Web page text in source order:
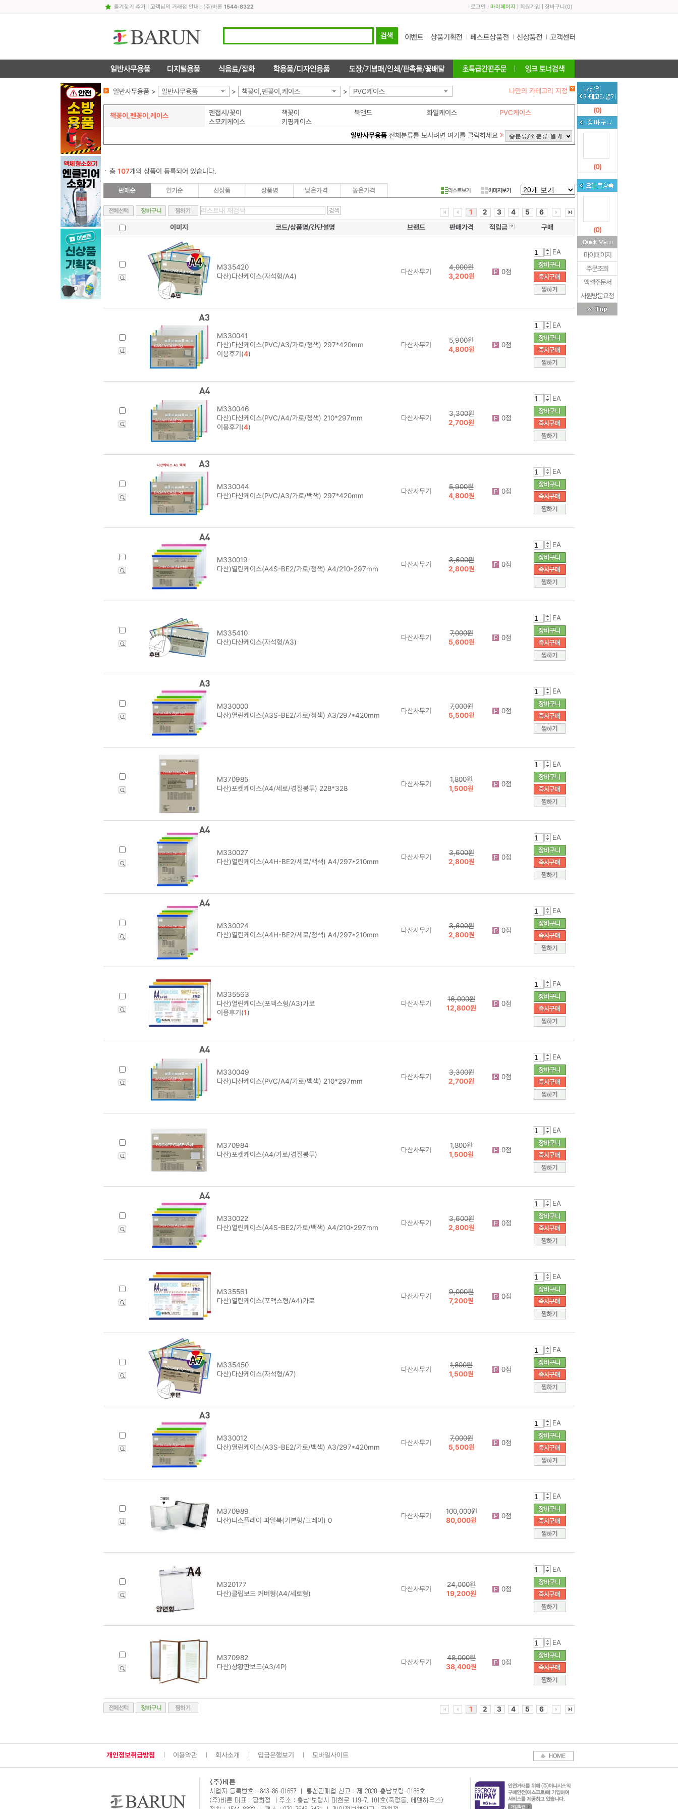
즐겨찾기 추가| 고객님의 거래점 안내 : (주)바른 1544-8322 로그인 마이페이지 회원가입 장바구니 (0)
일반사무용품 > 일반사무용품 > 책꽂이,펜꽂이,케이스 > PVC케이스 나만의 카테고리 지정
책꽂이,펜꽂이,케이스 펜접시/꽂이 책꽂이 북앤드 화일케이스
PVC케이스
스모키케이스
키핑케이스
일반사무용품전체분류를 보시려면 여기를 클릭하세요
총 107개의 상품이 등록되어 있습니다.
리스트보기 이미지보기
1 2 3 4 5
6
이미지
코드/상품명/간단설명 브랜드 판매가격 적립금 구매
M335420
다산)다산케이스(자석형/A4)
다산사무기
4,000원
3,200원
0점
EA
M330041
다산)다산케이스(PVC/A3/가로/청색) 297*420mm
이용후기(4)
다산사무기
5,900원
4,800원
0점
EA
M330046
다산)다산케이스(PVC/A4/가로/청색) 210*297mm
이용후기(4)
다산사무기
3,300원
2,700원
0점
EA
M330044
다산)다산케이스(PVC/A3/가로/백색) 297*420mm
다산사무기
5,900원
4,800원
0점
EA
M330019
다산)열린케이스(A4S-BE2/가로/청색) A4/210*297mm
다산사무기
3,600원
2,800원
0점
EA
M335410
다산)다산케이스(자석형/A3)
다산사무기
7,000원
5,600원
0점
EA
M330000
다산)열린케이스(A3S-BE2/가로/청색) A3/297*420mm
다산사무기
7,000원
5,500원
0점
EA
M370985
다산)포켓케이스(A4/세로/경질봉투) 228*328
다산사무기
1,800원
1,500원
0점
EA
M330027
다산)열린케이스(A4H-BE2/세로/백색) A4/297*210mm
다산사무기
3,600원
2,800원
0점
EA
M330024
다산)열린케이스(A4H-BE2/세로/청색) A4/297*210mm
다산사무기
3,600원
2,800원
0점
EA
M335563
다산)열린케이스(포맥스형/A3)가로
이용후기(1)
다산사무기
16,000원
12,800원
0점
EA
M330049
다산)다산케이스(PVC/A4/가로/백색) 210*297mm
다산사무기
3,300원
2,700원
0점
EA
M370984
다산)포켓케이스(A4/가로/경질봉투)
다산사무기
1,800원
1,500원
0점
EA
M330022
다산)열린케이스(A4S-BE2/가로/백색) A4/210*297mm
다산사무기
3,600원
2,800원
0점
EA
M335561
다산)열린케이스(포맥스형/A4)가로
다산사무기
9,000원
7,200원
0점
EA
M335450
다산)다산케이스(자석형/A7)
다산사무기
1,800원
1,500원
0점
EA
M330012
다산)열린케이스(A3S-BE2/가로/백색) A3/297*420mm
다산사무기
7,000원
5,500원
0점
EA
M370989
다산)디스플레이 파일북(기본형/그레이) 0
다산사무기
100,000원
80,000원
0점
EA
M320177
다산)클립보드 커버형(A4/세로형)
다산사무기
24,000원
19,200원
0점
EA
M370982
다산)상황판보드(A3/4P)
다산사무기
48,000원
38,400원
0점
EA
1 2 3 4 5 6
(0)
(0)
(0)
마이페이지
주문조회
엑셀주문서
사원방문요청
개인정보취급방침 이용약관 회사소개 입금은행보기 모바일사이트